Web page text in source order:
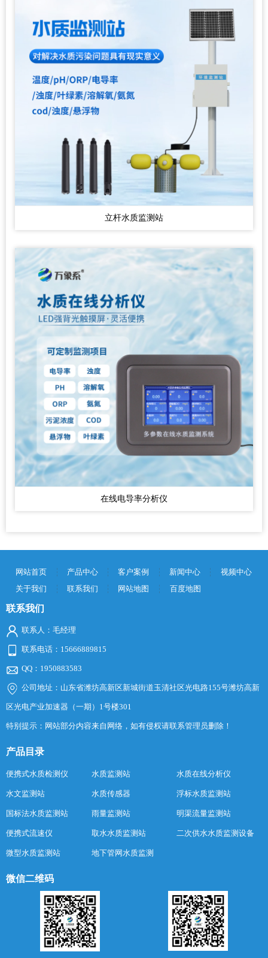
立杆水质监测站
在线电导率分析仪
网站首页 产品中心 客户案例 新闻中心
视频中心
关于我们
联系我们 网站地图 百度地图
联系我们
联系人：毛经理
联系电话：15666889815
QQ：1950883583
公司地址：山东省潍坊高新区新城街道玉清社区光电路155号潍坊高新
区光电产业加速器（一期）1号楼301
特别提示：网站部分内容来自网络，如有侵权请联系管理员删除！
产品目录
便携式水质检测仪 水质监测站 水质在线分析仪
水文监测站 水质传感器 浮标水质监测站
国标法水质监测站 雨量监测站 明渠流量监测站
便携式流速仪 取水水质监测站 二次供水水质监测设备
微型水质监测站 地下管网水质监测
微信二维码